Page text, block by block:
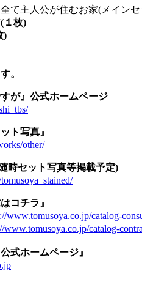
て主人公が住むお家(メイン
１枚)
)
。
が』公式ホームページ
ト写真』
other/
時セット写真等掲載予定)
コチラ』
www.tomusoya.co.jp/catalog-
www.tomusoya.co.jp/catalog-
式ホームページ』